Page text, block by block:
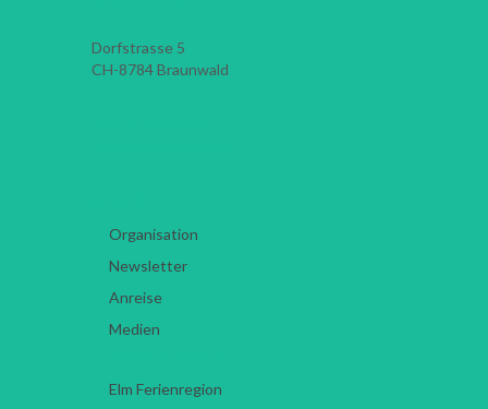
Dorfstrasse 5
CH-8784Braunwald
Organisation
Newsletter
Anreise
Medien
Elm Ferienregion